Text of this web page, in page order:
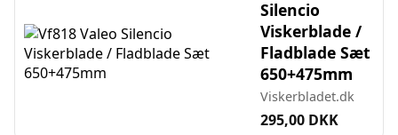
Silencio
Viskerblade /
Fladblade Sæt
650+475mm
Viskerbladet.dk
295,00 DKK